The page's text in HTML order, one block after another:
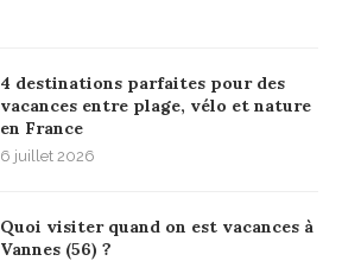
4 destinations parfaites pour des
vacances entre plage, vélo et nature
en France
6 juillet 2026
Quoi visiter quand on est vacances à
Vannes (56) ?